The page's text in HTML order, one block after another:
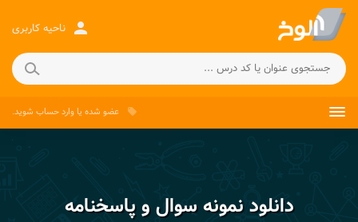
person ناحیه کاربری
local_offer عضو شده یاوارد حساب شوید.
دانلود نمونه سوال و پاسخنامه